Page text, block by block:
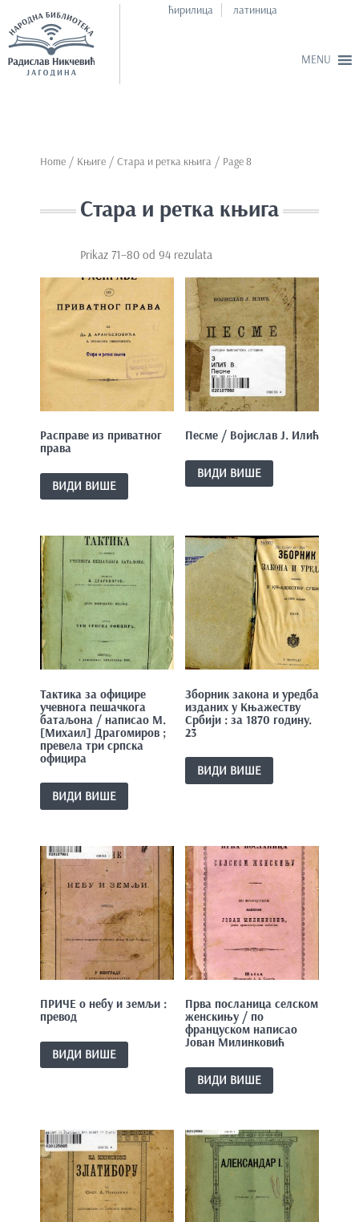
ћирилица латиница
Home / Књиге / Стара и ретка књига / Page 8
Стара и ретка књига
Prikaz 71–80 od 94 rezulata
Расправе из приватног
права
ВИДИ ВИШЕ
Песме / Војислав Ј. Илић
ВИДИ ВИШЕ
Тактика за официре
учевнога пешачкога
батаљона / написао М.
[Михаил] Драгомиров ;
превела три српска
официра
ВИДИ ВИШЕ
Зборник закона и уредба
изданих у Књажеству
Србији : за 1870 годину.
23
ВИДИ ВИШЕ
ПРИЧЕ о небу и земљи :
превод
ВИДИ ВИШЕ
Прва посланица селском
женскињу / по
француском написао
Јован Милинковић
ВИДИ ВИШЕ